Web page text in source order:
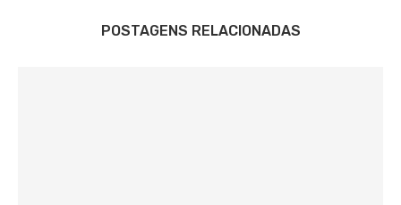
POSTAGENS RELACIONADAS